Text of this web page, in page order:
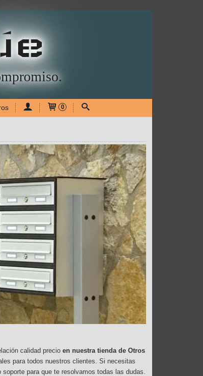
0
calidad precio en nuestra tienda de Otros
para todos nuestros clientes. Si necesitas
para que te resolvamos todas las dudas.